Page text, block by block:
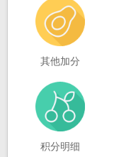
其他加分
积分明细